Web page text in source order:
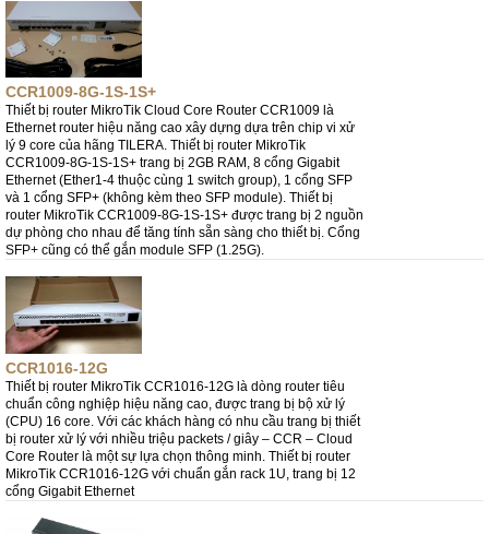
CCR1009-8G-1S-1S+
Thiết bị router MikroTik Cloud Core Router CCR1009 là
Ethernet router hiệu năng cao xây dựng dựa trên chip vi xử
lý 9 core của hãng TILERA. Thiết bị router MikroTik
CCR1009-8G-1S-1S+ trang bị 2GB RAM, 8 cổng Gigabit
Ethernet (Ether1-4 thuộc cùng 1 switch group), 1 cổng SFP
và 1 cổng SFP+ (không kèm theo SFP module). Thiết bị
router MikroTik CCR1009-8G-1S-1S+ được trang bị 2 nguồn
dự phòng cho nhau để tăng tính sẵn sàng cho thiết bị. Cổng
SFP+ cũng có thể gắn module SFP (1.25G).
CCR1016-12G
Thiết bị router MikroTik CCR1016-12G là dòng router tiêu
chuẩn công nghiệp hiệu năng cao, được trang bị bộ xử lý
(CPU) 16 core. Với các khách hàng có nhu cầu trang bị thiết
bị router xử lý với nhiều triệu packets / giây – CCR – Cloud
Core Router là một sự lựa chọn thông minh. Thiết bị router
MikroTik CCR1016-12G với chuẩn gắn rack 1U, trang bị 12
cổng Gigabit Ethernet